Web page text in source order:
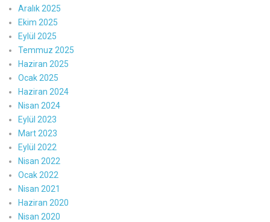
Aralık 2025
Ekim 2025
Eylül 2025
Temmuz 2025
Haziran 2025
Ocak 2025
Haziran 2024
Nisan 2024
Eylül 2023
Mart 2023
Eylül 2022
Nisan 2022
Ocak 2022
Nisan 2021
Haziran 2020
Nisan 2020